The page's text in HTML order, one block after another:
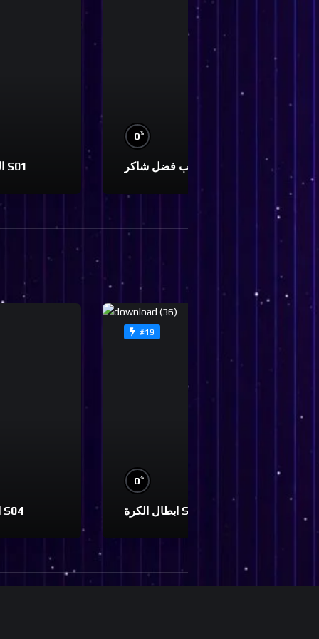
الفاروق عمر S01
0%
ابطال الكرة S04
#19
0%
ابطال الكرة S01